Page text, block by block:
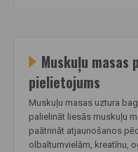
Muskuļu masas
pielietojums
Muskuļu masas uztura
palielināt liesās muskuļu
paātrināt atjaunošanos
olbaltumvielām, kreatīnu,